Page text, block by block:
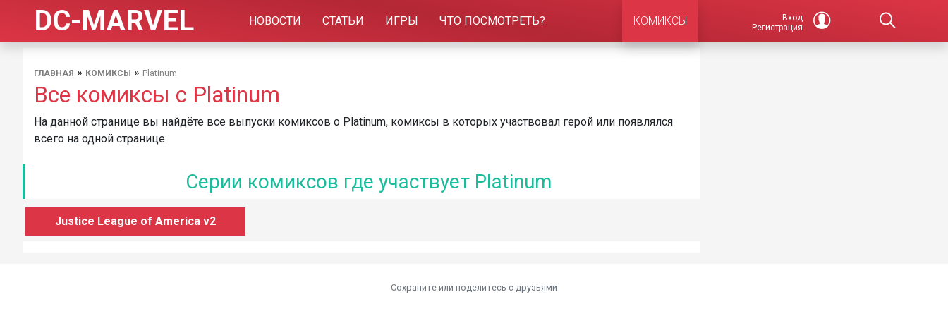
DC-MARVEL НОВОСТИ СТАТЬИ ИГРЫ ЧТО ПОСМОТРЕТЬ? КОМИКСЫ
Вход
Регистрация
ГЛАВНАЯ » КОМИКСЫ » Platinum
Все комиксы с Platinum
На данной странице вы найдёте все выпуски комиксов о Platinum, комиксы в которых участвовал герой или появлялся
всего на одной странице
Серии комиксов где участвует Platinum
Justice League of America v2
Сохраните или поделитесь c друзьями